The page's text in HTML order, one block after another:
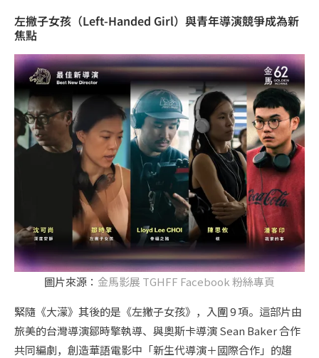
左撇子女孩（Left-Handed Girl）與青年導演競爭成為新
焦點
圖片來源： 金馬影展 TGHFF Facebook 粉絲專頁
緊隨《大濛》其後的是《左撇子女孩》，入圍 9 項。這部片由
旅美的台灣導演鄒時擎執導、與奧斯卡導演 Sean Baker 合作
共同編劇，創造華語電影中「新生代導演＋國際合作」的趨